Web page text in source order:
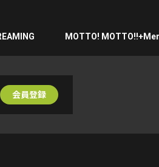
MOTTO!
会員登録